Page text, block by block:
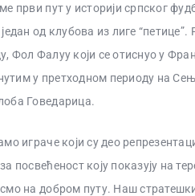
први пут у историји српског
од клубова из лиге
Фол Фалуу који се отиснуо у
у претходном периоду на
Говедарица.
играче који су део
посвећеност коју показују на
на добром путу. Наш